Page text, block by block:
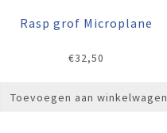
Rasp grof Microplane
€32,50
Toevoegen aan winkelwagen